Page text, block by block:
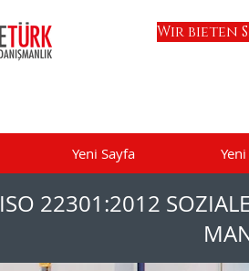
Wir bieten
Yeni Sayfa
ISO 22301:2012